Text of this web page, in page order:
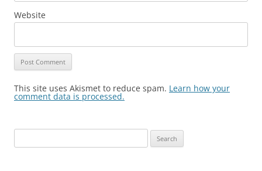
Website
This site uses Akismet to reduce spam. Learn how your
comment data is processed.
for: